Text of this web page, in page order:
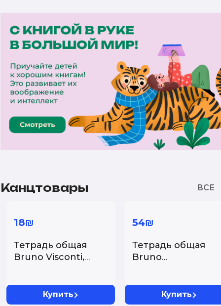
Канцтовары
18₪
Тетрадь общая
Bruno Visconti,
Купить
54₪
Тетрадь общая
Bruno
Купить